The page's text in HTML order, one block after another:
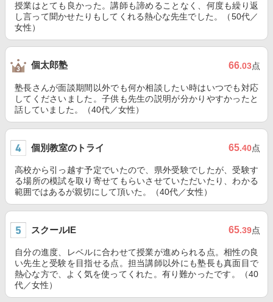
授業はとても良かった。講師も諦めることなく、何度も繰り返
し言って聞かせたりもしてくれる熱心な先生でした。（50代／
女性）
個太郎塾 66.03点
塾長さんが面談期間以外でも何か相談したい時はいつでも対応
してくださいました。子供も先生の説明が分かりやすかったと
話していました。（40代／女性）
個別教室のトライ 65.40点
高校から引っ越す予定でいたので、県外受験でしたが、受験す
る場所の模試を取り寄せてもらいさせていただいたり、わかる
範囲ではあるが親切にして頂いた。（40代／女性）
スクールIE 65.39点
自分の進度、レベルに合わせて授業が進められる点。相性の良
い先生と受験を目指せる点。担当講師以外にも塾長も真面目で
熱心な方で、よく気を使ってくれた。有り難かったです。（40
代／女性）